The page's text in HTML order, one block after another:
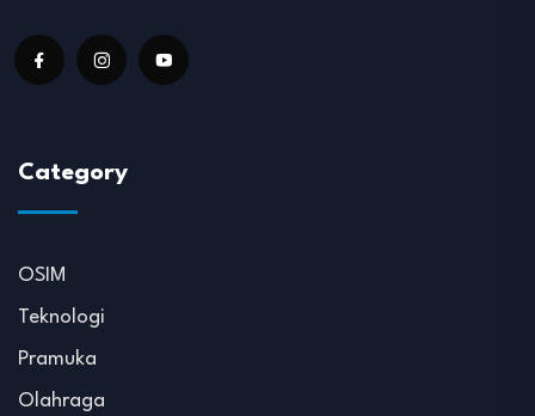
Category
OSIM
Teknologi
Pramuka
Olahraga